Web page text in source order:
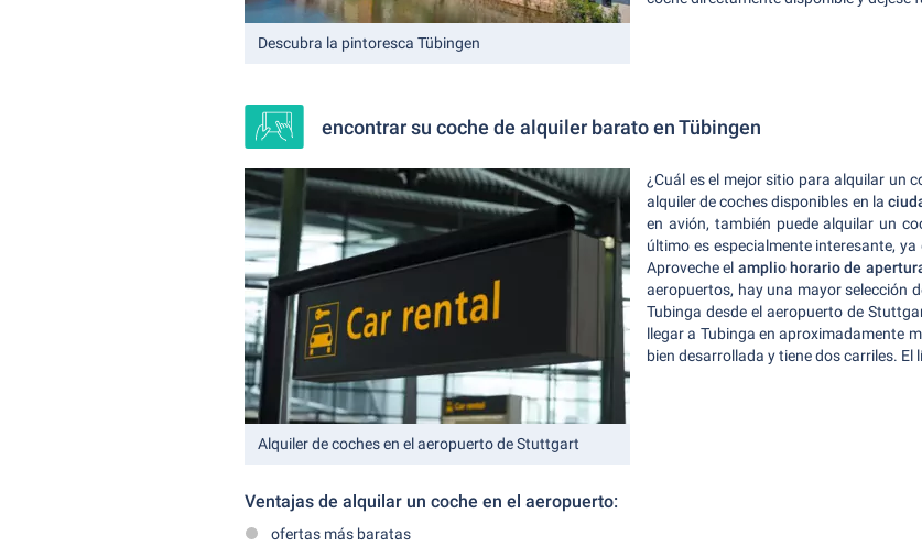
Descubra la pintoresca Tübingen
encontrar su coche de alquiler barato en Tübingen
Alquiler de coches en el aeropuerto de Stuttgart
¿Cuál es el mejor sitio para alquilar un
alquiler de coches disponibles en la
en avión, también puede alquilar un
último es especialmente interesante,
Aproveche el amplio horario de
aeropuertos, hay una mayor selección
Tubinga desde el aeropuerto de
llegar a Tubinga en aproximadamente
bien desarrollada y tiene dos carriles. El
Ventajas de alquilar un coche en el aeropuerto:
ofertas más baratas